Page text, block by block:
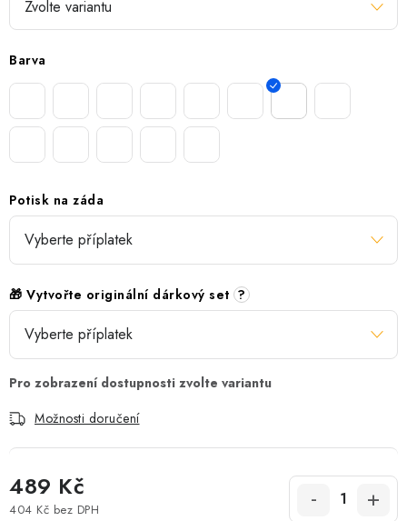
Barva
Potisk na záda
🎁 Vytvořte originální dárkový set ?
Možnosti doručení
489 Kč
404 Kč bez DPH